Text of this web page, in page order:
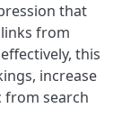
that
from
this
increase
from search